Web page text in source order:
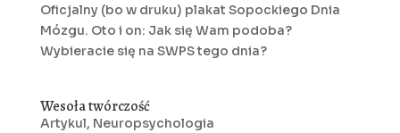
Oficjalny (bo w druku) plakat Sopockiego Dnia
Mózgu. Oto i on: Jak się Wam podoba?
Wybieracie się na SWPS tego dnia?
Wesoła twórczość
Artykul, Neuropsychologia